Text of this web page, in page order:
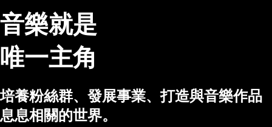
音樂就是
唯一主角
培養粉絲群、發展事業、打造與音樂作品
息息相關的世界。